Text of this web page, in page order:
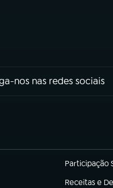
nos nas redes sociais
Participação
(abre em
Receitas e
(abre em